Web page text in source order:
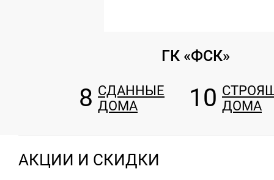
ГК «ФСК»
8 СДАННЫЕ
ДОМА
10 ДОМА
АКЦИИ И СКИДКИ